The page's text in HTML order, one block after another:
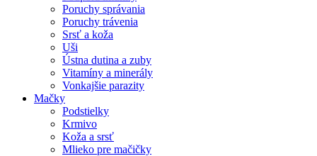
Poruchy správania
Poruchy trávenia
Srsť a koža
Uši
Ústna dutina a zuby
Vitamíny a minerály
Vonkajšie parazity
Mačky
Podstielky
Krmivo
Koža a srsť
Mlieko pre mačičky